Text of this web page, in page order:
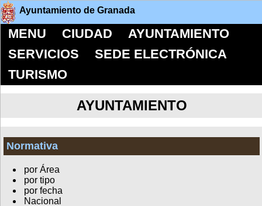
Ayuntamiento de Granada
MENU CIUDAD
AYUNTAMIENTO
SERVICIOS
SEDE ELECTRÓNICA
TURISMO
AYUNTAMIENTO
Normativa
por Área
por tipo
por fecha
Nacional